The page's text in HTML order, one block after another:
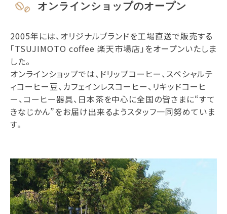
オンラインショップのオープン
2005年には、オリジナルブランドを工場直送で販売する
「TSUJIMOTO coffee 楽天市場店」をオープンいたしま
した。
オンラインショップでは、ドリップコーヒー、スペシャルテ
ィコーヒー豆、カフェインレスコーヒー、リキッドコーヒ
ー、コーヒー器具、日本茶を中心に全国の皆さまに“すて
きなじかん”をお届け出来るようスタッフ一同努めていま
す。